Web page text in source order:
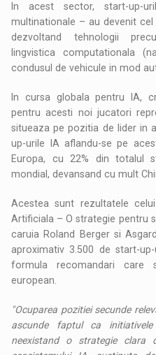
In acest sector, start-up-
multinationale – au devenit
dezvoltand tehnologii
lingvistica computationala
condusul de vehicule in mod
In cursa globala pentru IA,
pentru acesti noi jucatori
situeaza pe pozitia de lider in
up-urile IA aflandu-se pe
Europa, cu 22% din totalul
mondial, devansand cu mult
Acestea sunt rezultatele
Artificiala – O strategie pentru
caruia Roland Berger si
aproximativ 3.500 de start-
formula recomandari care
european.
"Ocuparea pozitiei secunde
ascunde faptul ca
neexistand o strategie clara